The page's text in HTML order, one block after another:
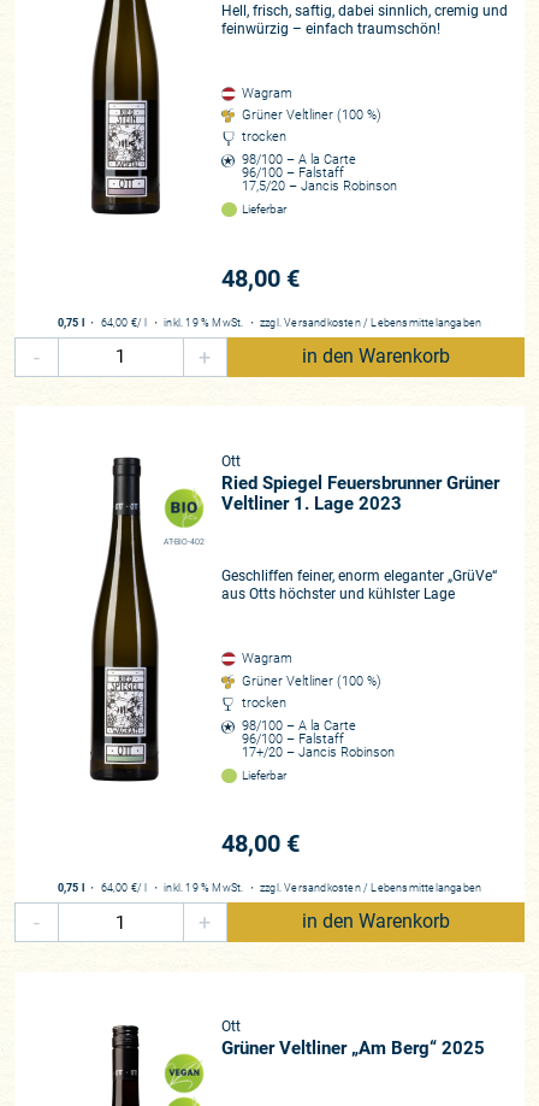
kommt, dann wirkt er wie elektrisiert, wird zum engagierten
Streiter für eine häufig verkannte, von allzu vielen Winzern
zum billigen Durstlöscher abgestempelte Massenrebe. Dann
spürt jeder Gesprächspartner, dass sein leidenschaftliches
Plädoyer für Österreichs große autochthone Rebsorte, aus
der unter den Händen begnadeter Winzer höchst
anspruchsvolle Spitzengewächse mit cremig-seidener, aber
auch zutiefst mineralischer Textur entstehen können, aus
Weinen mit großem Trinkfluss zu eigen ist. Die Umstellung
Weinen eine neue Dimension an Terroirausdruck, an
strahlender Mineralität, unvergleichlicher Brillanz und
Falstaff konsequent und mit einer logischen Folgerichtigkeit
unterstreicht – und ist trotzdem ein wohltuend bescheidener
und sympathischer Naturbursche geblieben. Ganz so, wie wir
seinerzeit den aufstrebenden Stern am österreichischen
Weinhimmel kennenlernten. Seine wunderbaren Grünen
Veltliner gehören allesamt zur Kategorie „persönliche
Lieblingsweine“ bei Pinard de Picard.
Und Bernhards Weine begeistern auch die Kritiker. Egal ob
die Rieden-Weine Bernhards angestellt werden oder sein
legendärer „Ott“. Bernhards Preziosen sind stets vorne dabei,
wenn Journalisten und Kritiker seine Weine in Blindproben
anstellen. Auf der prestigereichen Veranstaltung „Meiningers
Spezialist unter den besten Weingütern weltweit vertreten.
Der Österreicher kennt einfach keinen Halt. Erst kürzlich
schuf er sich aufwändige Korbpressen an. Sie sind
langsamer, teurer und höchst aufwändig. Doch hält so etwas
eine Ikone nicht ab: „Durch das Anquetschen der Trauben in
der Traubenmühle und das Pressen in den bislang einzigen
ungemein hohes Konzentrationsniveau aus Reife, Frucht,
Säure und einer klassischen Veltliner Würze.“ berichtet uns
Bernhard mit funkelnden Augen. Das Ergebnis ist
schmeckbar, Glas für Glas!
Hell, frisch, saftig, dabei sinnlich, cremig und
feinwürzig – einfach traumschön!
Wagram
Grüner Veltliner (100 %)
trocken
98/100 – A la Carte
96/100 – Falstaff
17,5/20 – Jancis Robinson
Lieferbar
48,00 €
0,75 l ・ 64,00 €/ l ・inkl. 19 % MwSt. ・ zzgl.Versandkosten / Lebensmittelangaben
- + in den Warenkorb
AT-BIO-402
Ott
Ried Spiegel Feuersbrunner Grüner
Veltliner 1. Lage 2023
Geschliffen feiner, enorm eleganter „GrüVe“
aus Otts höchster und kühlster Lage
Wagram
Grüner Veltliner (100 %)
trocken
98/100 – A la Carte
96/100 – Falstaff
17+/20 – Jancis Robinson
Lieferbar
48,00 €
0,75 l ・ 64,00 €/ l ・inkl. 19 % MwSt. ・ zzgl.Versandkosten / Lebensmittelangaben
- + in den Warenkorb
Ott
Grüner Veltliner „Am Berg“ 2025